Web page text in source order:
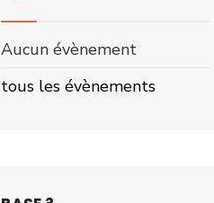
Aucun évènement
tous les évènements